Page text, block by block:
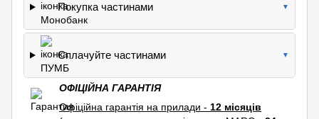
Покупка частинами ▼
Сплачуйте частинами ▼
ОФІЦІЙНА ГАРАНТІЯ
Офіційна гарантія на прилади - 12 місяців